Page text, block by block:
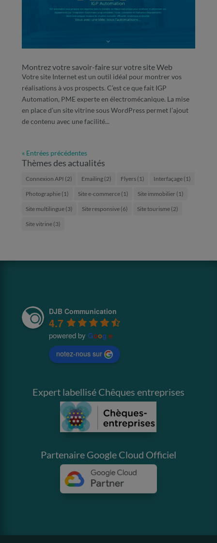
Montrez votre savoir-faire sur votre site Web
Votre site Internet est un outil idéal pour montrer vos
réalisations à vos prospects. C’est ce que fait IGP
Automation, PME experte en électromécanique. La mise
en place d’un site vitrine sous WordPress permet l’ajout
de contenu avec une facilité...
« Entrées précédentes
Thèmes des actualités
Connexion API (2) Emailing(2) Flyers(1) Interfaçage(1)
Photographie(1) Site e-commerce(1) Site immobilier(1)
Site multilingue(3) Site responsive(6) Site tourisme(2)
Site vitrine(3)
DJB Communication
4.7
powered by Google
notez-nous sur
Expert labellisé Chêques entreprises
Partenaire Google Cloud Officiel